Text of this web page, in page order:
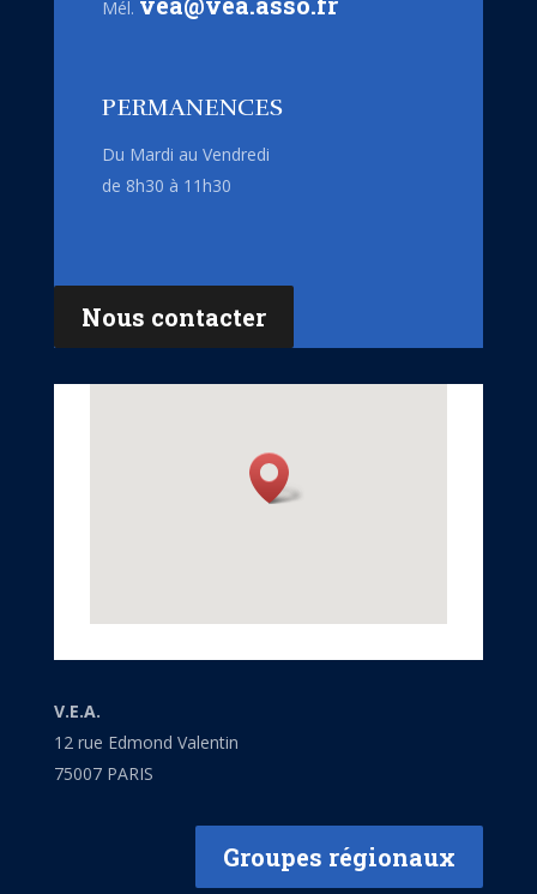
Mél.
PERMANENCES
Du Mardi au Vendredi
de 8h30 à 11h30
Nous contacter
V.E.A.
12 rue Edmond Valentin
75007 PARIS
Groupes régionaux